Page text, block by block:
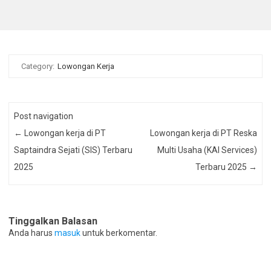
Category: Lowongan Kerja
Post navigation
←
Lowongan kerja di PT
Saptaindra Sejati (SIS) Terbaru
2025
Lowongan kerja di PT Reska
Multi Usaha (KAI Services)
Terbaru 2025 →
Tinggalkan Balasan
Anda harus masukuntuk berkomentar.